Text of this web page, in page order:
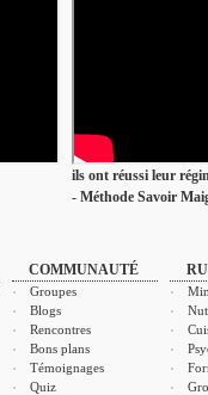
ils ont réussi leur
- Méthode Savoir
COMMUNAUTÉ
Groupes
Blogs
Rencontres
Bons plans
Témoignages
Quiz